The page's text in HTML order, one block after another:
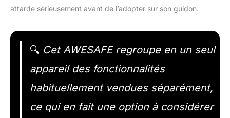
attarde sérieusement avant de l’adopter sur son guidon.
🔍 Cet AWESAFE regroupe en un seul
appareil des fonctionnalités
habituellement vendues séparément,
ce qui en fait une option à considérer